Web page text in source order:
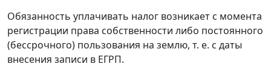
Обязанность уплачивать налог возникает с момента
регистрации права собственности либо постоянного
(бессрочного) пользования на землю, т. е. с даты
внесения записи в ЕГРП.